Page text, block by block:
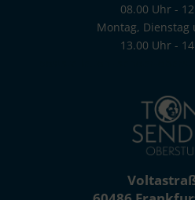
08.00 Uhr -
Montag, Dienstag
13.00 Uhr -